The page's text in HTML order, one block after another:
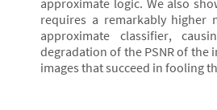
approximate logic. We also
requires a remarkably higher
approximate classifier,
degradation of the PSNR of the
images that succeed in fooling